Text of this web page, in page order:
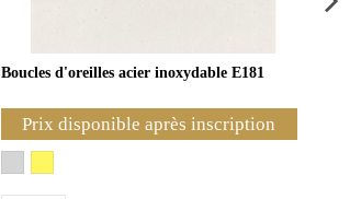
Boucles d'oreilles acier inoxydable E181
Prix disponible après inscription